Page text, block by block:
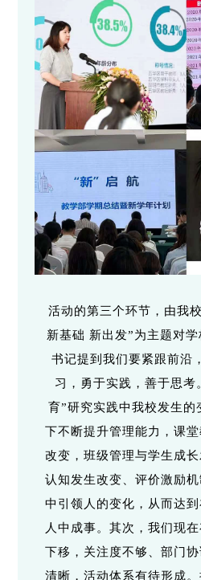
活动的第三个环节，由我
新基础 新出发”为主题对
书记提到我们要紧跟前沿
习，勇于实践，善于思考
育”研究实践中我校发生的
下不断提升管理能力，课
改变，班级管理与学生成
认知发生改变、评价激励
中引领人的变化，从而达
人中成事。其次，我们现
下移，关注度不够、部门
清晰，活动体系有待形成